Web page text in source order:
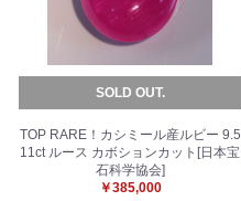
SOLD OUT.
TOP RARE！カシミール産ルビー 9.5
11ct ルース カボションカット[日本宝
石科学協会]
￥385,000